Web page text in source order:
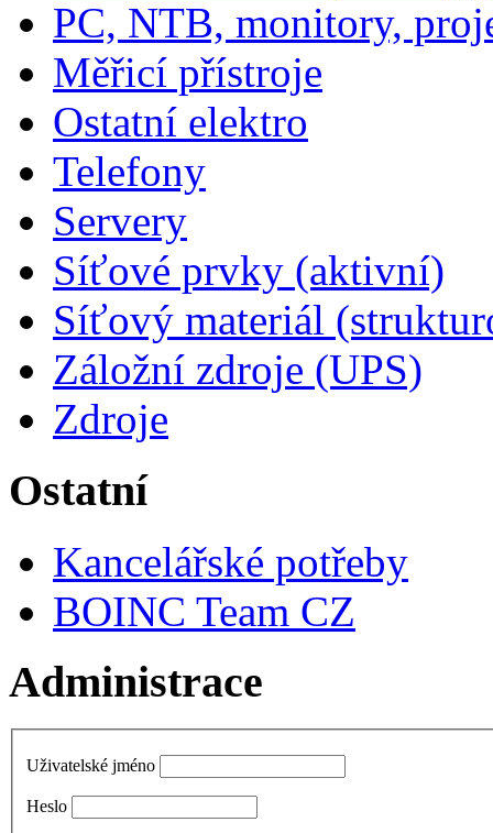
PC, NTB, monitory,
Měřicí přístroje
Ostatní elektro
Telefony
Servery
Síťové prvky (aktivní)
Síťový materiál
Záložní zdroje (UPS)
Zdroje
Ostatní
Kancelářské potřeby
BOINC Team CZ
Administrace
Uživatelské jméno
Heslo